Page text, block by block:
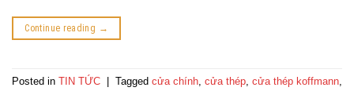
Continue reading →
Posted in TIN TỨC Tagged cửa chính, cửa thép, cửa thép koffmann,